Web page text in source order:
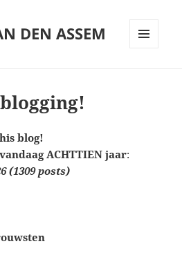
DEN ASSEM
blog!
ACHTTIEN jaar:
(1309 posts)